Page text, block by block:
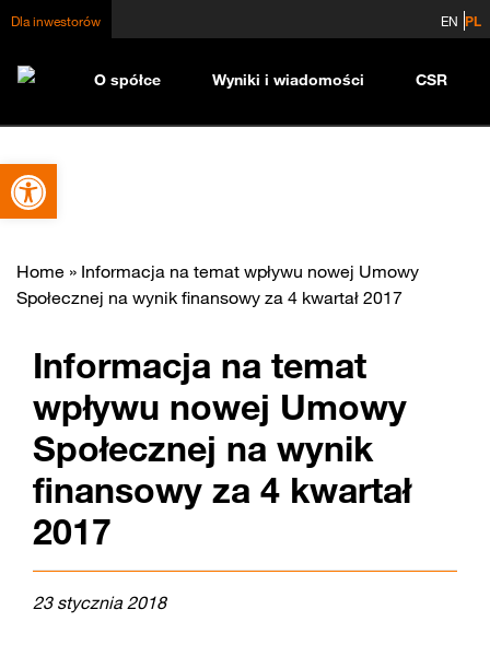
Otwórz pasek narzędzi
Dla inwestorów EN PL
O spółce Wyniki i wiadomości CSR
Home » Informacja na temat wpływu nowej Umowy
Społecznej na wynik finansowy za 4 kwartał 2017
Informacja na temat
wpływu nowej Umowy
Społecznej na wynik
finansowy za 4 kwartał
2017
23 stycznia 2018